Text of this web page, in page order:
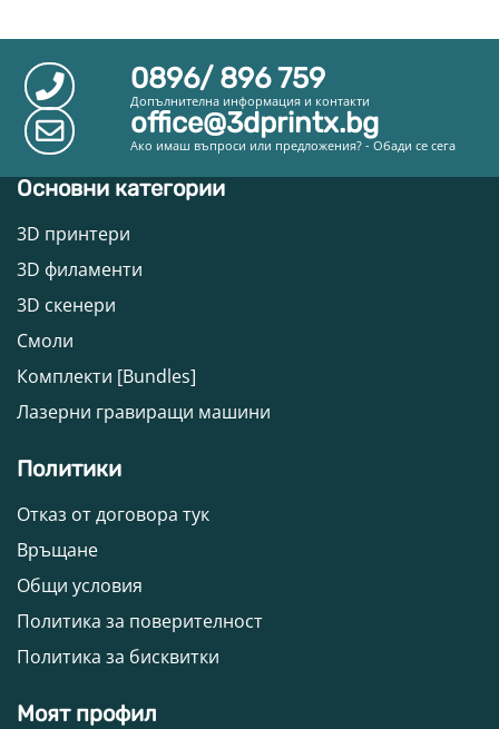
0896/ 896 759
Допълнителна информация и контакти
office@3dprintx.bg
Ако имаш въпроси или предложения? - Обади се сега
Основни категории
3D принтери
3D филаменти
3D скенери
Смоли
Комплекти [Bundles]
Лазерни гравиращи машини
Политики
Отказ от договора тук
Връщане
Общи условия
Политика за поверителност
Политика за бисквитки
Моят профил